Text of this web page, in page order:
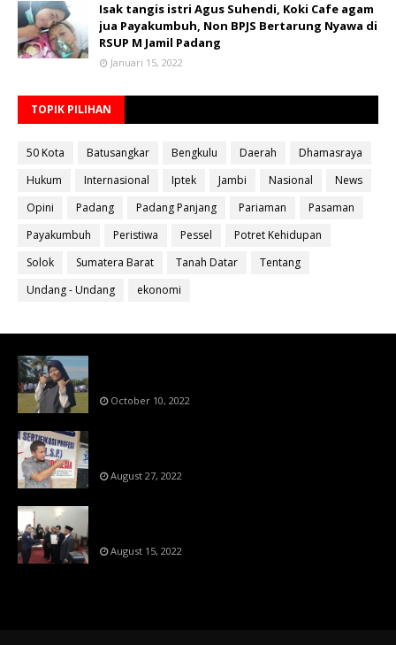
Isak tangis istri Agus Suhendi, Koki Cafe agam
jua Payakumbuh, Non BPJS Bertarung Nyawa di
RSUP M Jamil Padang
Januari 15, 2022
TOPIK PILIHAN
50 Kota Batusangkar Bengkulu Daerah
Dhamasraya
Hukum
Internasional Iptek Jambi Nasional
News
Opini
Padang Padang Panjang Pariaman
Pasaman
Payakumbuh
Peristiwa Pessel
Potret Kehidupan
Solok
Sumatera Barat Tanah Datar
Tentang
Undang - Undang
ekonomi
October 10, 2022
August 27, 2022
August 15, 2022